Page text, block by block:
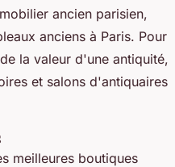
ancien parisien,
anciens à Paris. Pour
la valeur d'une antiquité,
et salons d'antiquaires
meilleures boutiques